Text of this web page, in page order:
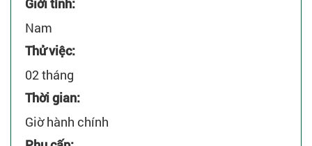
Giới tính:
Nam
Thử việc:
02 tháng
Thời gian:
Giờ hành chính